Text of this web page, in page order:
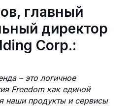
главный
директор
Corp.:
– это логичное
Freedom как единой
наши продукты и сервисы